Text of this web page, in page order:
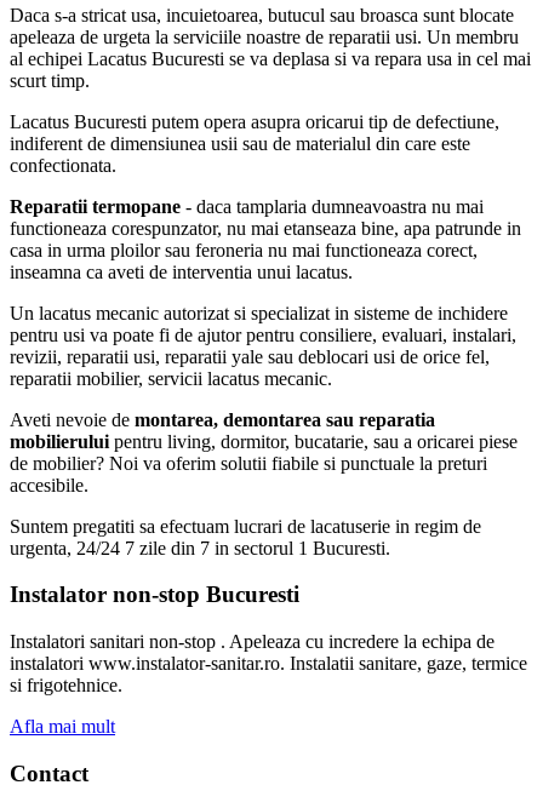
Daca s-a stricat usa, incuietoarea, butucul sau broasca sunt blocate
apeleaza de urgeta la serviciile noastre de reparatii usi. Un membru
al echipei Lacatus Bucuresti se va deplasa si va repara usa in cel mai
scurt timp.
Lacatus Bucuresti putem opera asupra oricarui tip de defectiune,
indiferent de dimensiunea usii sau de materialul din care este
confectionata.
Reparatii termopane - daca tamplaria dumneavoastra nu mai
functioneaza corespunzator, nu mai etanseaza bine, apa patrunde in
casa in urma ploilor sau feroneria nu mai functioneaza corect,
inseamna ca aveti de interventia unui lacatus.
Un lacatus mecanic autorizat si specializat in sisteme de inchidere
pentru usi va poate fi de ajutor pentru consiliere, evaluari, instalari,
revizii, reparatii usi, reparatii yale sau deblocari usi de orice fel,
reparatii mobilier, servicii lacatus mecanic.
Aveti nevoie de montarea, demontarea sau reparatia
mobilierului pentru living, dormitor, bucatarie, sau a oricarei piese
de mobilier? Noi va oferim solutii fiabile si punctuale la preturi
accesibile.
Suntem pregatiti sa efectuam lucrari de lacatuserie in regim de
urgenta, 24/24 7 zile din 7 in sectorul 1 Bucuresti.
Instalator non-stop Bucuresti
Instalatori sanitari non-stop . Apeleaza cu incredere la echipa de
instalatori www.instalator-sanitar.ro. Instalatii sanitare, gaze, termice
si frigotehnice.
Afla mai mult
Contact